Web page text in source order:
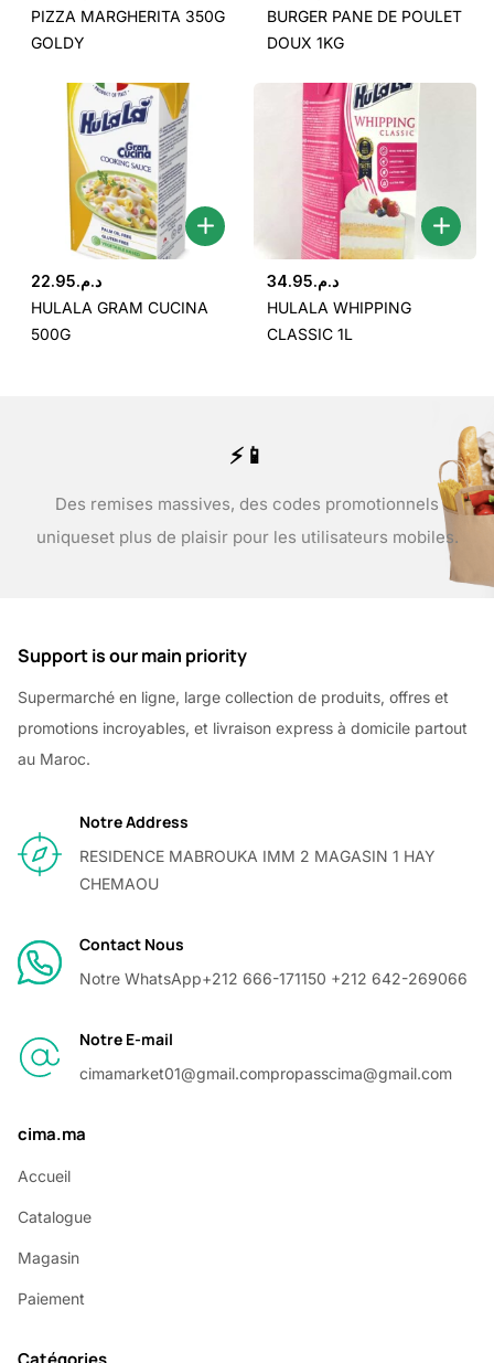
PIZZA MARGHERITA 350G
GOLDY
BURGER PANE DE POULET
DOUX 1KG
د.م.22.95
HULALA GRAM CUCINA
500G
د.م.34.95
HULALA WHIPPING
CLASSIC 1L
⚡📱
Des remises massives, des codes promotionnels
uniqueset plus de plaisir pour les utilisateurs mobiles.
Support is our main priority
Supermarché en ligne, large collection de produits, offres et
promotions incroyables, et livraison express à domicile partout
au Maroc.
Notre Address
RESIDENCE MABROUKA IMM 2 MAGASIN 1 HAY
CHEMAOU
Contact Nous
Notre WhatsApp+212 666-171150 +212 642-269066
Notre E-mail
cimamarket01@gmail.compropasscima@gmail.com
cima.ma
Accueil
Catalogue
Magasin
Paiement